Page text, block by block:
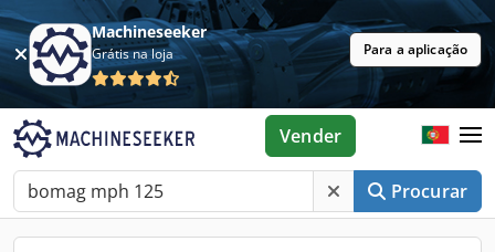
Machineseeker
Grátis na loja Para a aplicação
Procurar
Vender